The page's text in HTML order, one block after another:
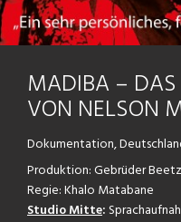
MADIBA –
VON NELSON
Dokumentation,
Produktion: Gebrüder
Regie: Khalo Matabane
Studio Mitte: